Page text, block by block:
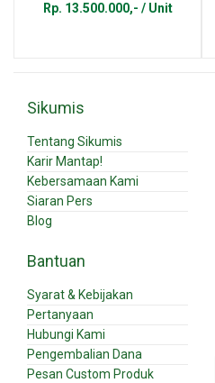
Rp. 13.500.000,- / Unit
Sikumis
Tentang Sikumis
Karir Mantap!
Kebersamaan Kami
Siaran Pers
Blog
Bantuan
Syarat & Kebijakan
Pertanyaan
Hubungi Kami
Pengembalian Dana
Pesan Custom Produk